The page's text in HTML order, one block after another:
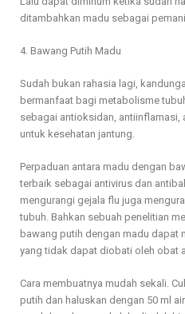
ditambahkan madu sebagai
4. Bawang Putih Madu
Sudah bukan rahasia lagi,
bermanfaat bagi metabolisme
sebagai antioksidan, antiinflamasi,
untuk kesehatan jantung.
Perpaduan antara madu dengan
terbaik sebagai antivirus dan
mengurangi gejala flu juga
tubuh. Bahkan sebuah penelitian
bawang putih dengan madu dapat
yang tidak dapat diobati oleh obat
Cara membuatnya mudah sekali.
putih dan haluskan dengan 50 ml